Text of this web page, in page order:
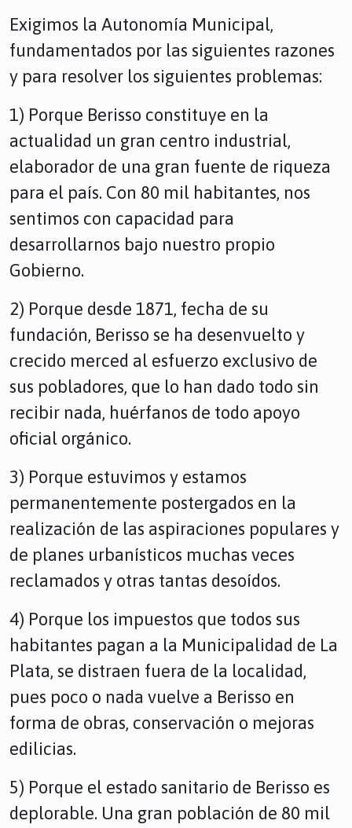
Exigimos la Autonomía Municipal,
fundamentados por las siguientes razones
y para resolver los siguientes problemas:
1) Porque Berisso constituye en la
actualidad un gran centro industrial,
elaborador de una gran fuente de riqueza
para el país. Con 80 mil habitantes, nos
sentimos con capacidad para
desarrollarnos bajo nuestro propio
Gobierno.
2) Porque desde 1871, fecha de su
fundación, Berisso se ha desenvuelto y
crecido merced al esfuerzo exclusivo de
sus pobladores, que lo han dado todo sin
recibir nada, huérfanos de todo apoyo
oficial orgánico.
3) Porque estuvimos y estamos
permanentemente postergados en la
realización de las aspiraciones populares y
de planes urbanísticos muchas veces
reclamados y otras tantas desoídos.
4) Porque los impuestos que todos sus
habitantes pagan a la Municipalidad de La
Plata, se distraen fuera de la localidad,
pues poco o nada vuelve a Berisso en
forma de obras, conservación o mejoras
edilicias.
5) Porque el estado sanitario de Berisso es
deplorable. Una gran población de 80 mil